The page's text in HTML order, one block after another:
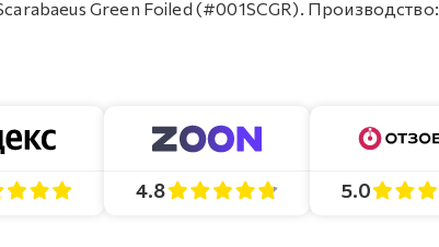
Green Foiled (#001SCGR). Производство:
4.8 5.0